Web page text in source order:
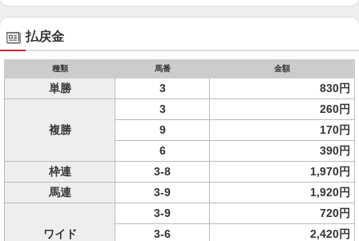
払戻金
種類 馬番 金額
単勝 3 830円
複勝
3
260円
9
170円
6
390円
枠連
3-8
1,970円
馬連
3-9 1,920円
ワイド
3-9
720円
3-6
2,420円